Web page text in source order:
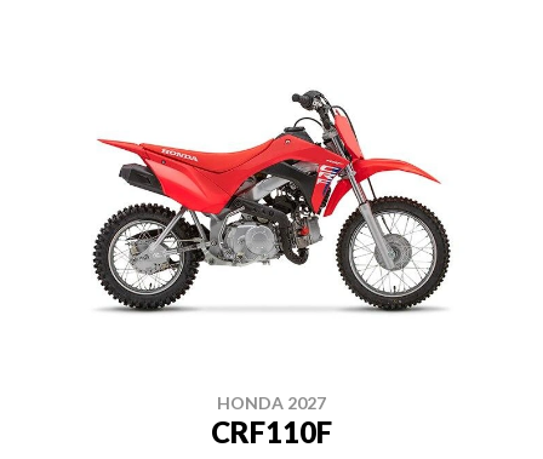
HONDA 2027
CRF110F